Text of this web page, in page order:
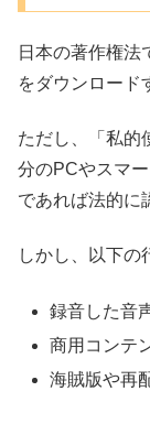
日本の著作権法
をダウンロード
ただし、「私的
分のPCやスマ
であれば法的に
しかし、以下の
録音した音
商用コンテ
海賊版や再